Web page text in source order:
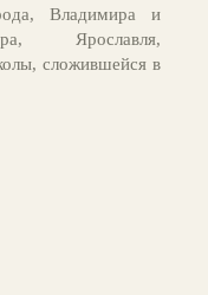
Владимира и
Ярославля,
сложившейся в